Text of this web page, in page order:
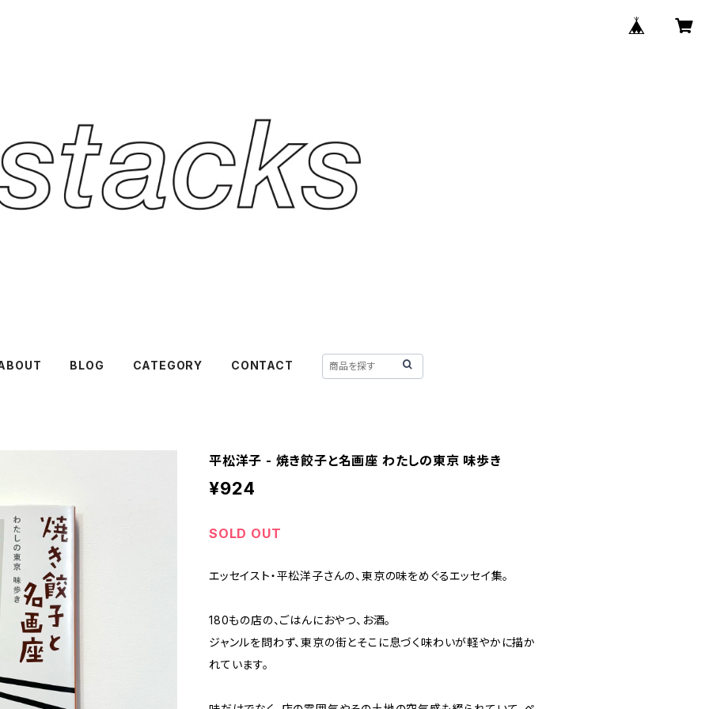
BLOG CATEGORY CONTACT
平松洋子 - 焼き餃子と名画座 わたしの東京 味歩き
¥924
SOLD OUT
エッセイスト・平松洋子さんの、東京の味をめぐるエッセイ集。
180もの店の、ごはんにおやつ、お酒。
ジャンルを問わず、東京の街とそこに息づく味わいが軽やかに描か
れています。